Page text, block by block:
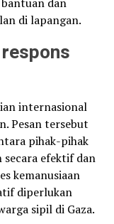
di lapangan.
internasional
Pesan tersebut
pihak-pihak
efektif dan
kemanusiaan
diperlukan
sipil di Gaza.